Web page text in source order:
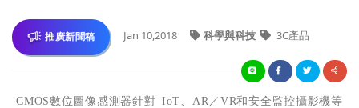
推廣新聞稿 Jan 10,2018 科學與科技 3C產品
CMOS數位圖像感測器針對 IoT AR ／VR和安全監控攝影機等